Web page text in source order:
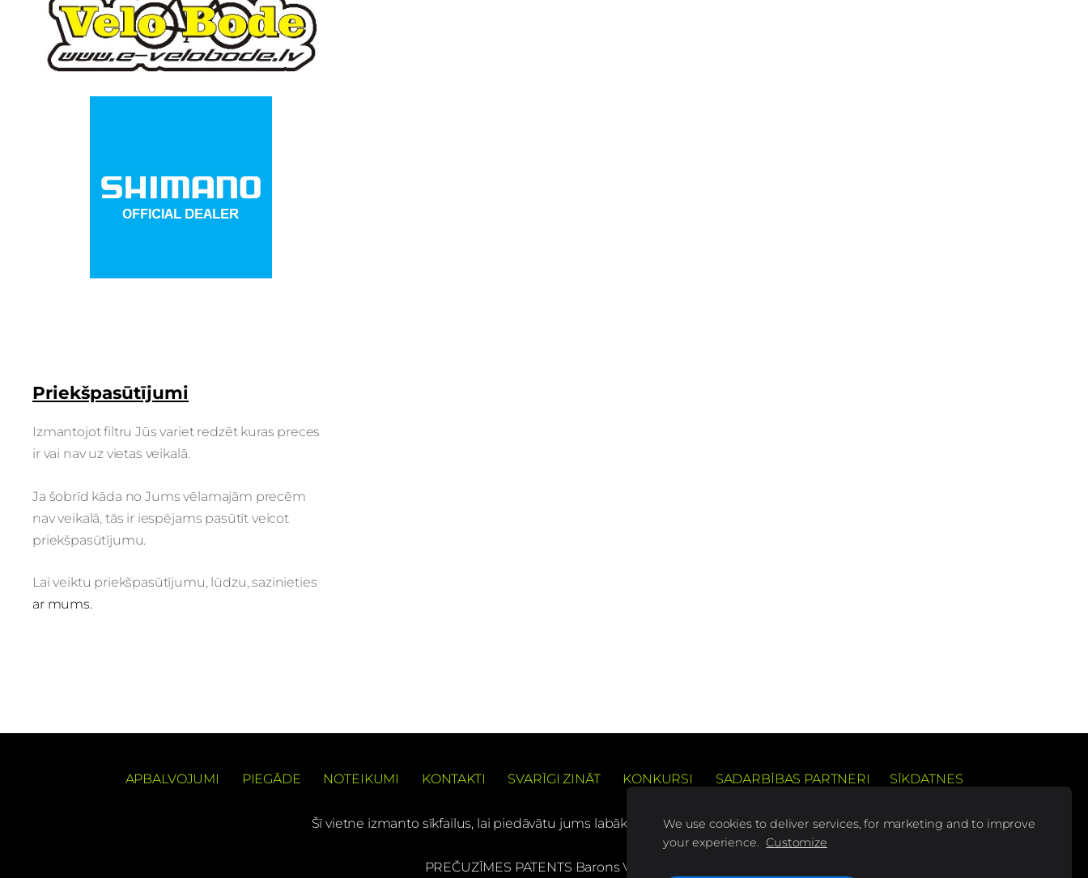
Priekšpasūtījumi
Izmantojot filtru Jūs variet redzēt kuras preces
ir vai nav uz vietas veikalā.
Ja šobrīd kāda no Jums vēlamajām precēm
nav veikalā, tās ir iespējams pasūtīt veicot
priekšpasūtījumu.
Lai veiktu priekšpasūtījumu, lūdzu, sazinieties
ar mums.
APBALVOJUMI PIEGĀDE NOTEIKUMI KONTAKTI SVARĪGI ZINĀT KONKURSI SADARBĪBAS PARTNERI SĪKDATNES
Šī vietne izmanto sīkfailus, lai piedāvātu jums labāku pārlūkošanas pieredzi
PREČUZĪMES PATENTS Barons Velo®
We use cookies to deliver services, for marketing and to improve
your experience. Customize